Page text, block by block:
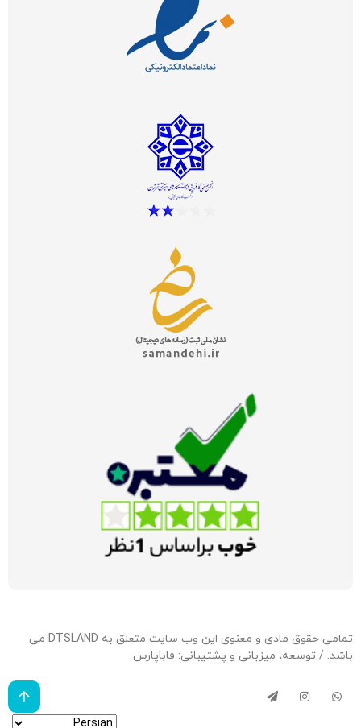
تمامی حقوق مادی و معنوی این وب سایت متعلق به DTSLAND می
باشد. / توسعه، میزبانی و پشتیبانی: فاباپارس